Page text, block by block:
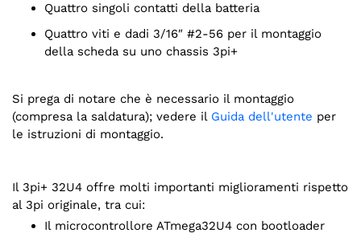
quattro singoli contatti della batteria
quattro viti e dadi 3/16″ #2-56 per il montaggio
della scheda su uno chassis 3pi+
Si prega di notare che è necessario il montaggio
(compresa la saldatura); vedere il Guida dell'utente per
le istruzioni di montaggio.
Il 3pi+ 32U4 offre molti importanti miglioramenti rispetto
al 3pi originale, tra cui:
Il microcontrollore ATmega32U4 con bootloader